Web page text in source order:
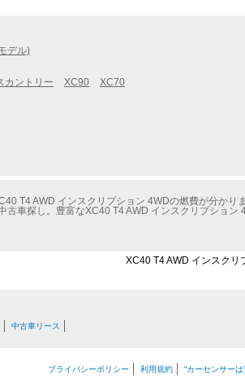
デル)
カントリー XC90 XC70
T4 AWD インスクリプション 4WDの燃費が分かりま
車探し。豊富なXC40 T4 AWD インスクリプショ
XC40 T4 AWD インスクリ
中古車リース
プライバシーポリシー 利用規約 “カーセンサー